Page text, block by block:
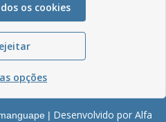
| Desenvolvido por Alfa
os cookies
opções